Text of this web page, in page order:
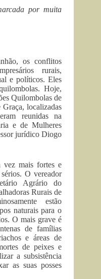
por muita
os conflitos
rurais,
e políticos. Eles
Hoje,
Quilombolas de
localizadas
reunidas na
e de Mulheres
jurídico Diogo
vez mais fortes e
O vereador
Agrário do
Rurais de
estão
naturais para o
O mais grave é
de famílias
e áreas de
de peixes e
a subsistência
as suas posses